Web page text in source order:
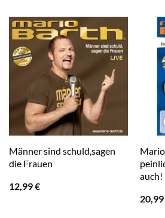
Männer sind schuld,sagen
die Frauen
12,99€
auch!
20,99